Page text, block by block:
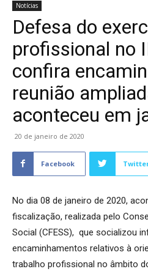
Notícias
Defesa do
profissional no
confira
reunião
aconteceu em
20 de janeiro de 2020
Facebook
No dia 08 de janeiro de 2020,
fiscalização, realizada pelo
Social (CFESS), que socializou
encaminhamentos relativos à
trabalho profissional no âmbito